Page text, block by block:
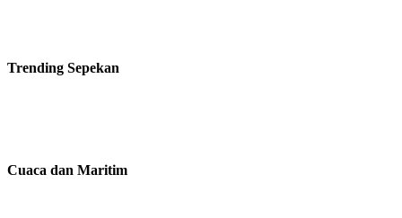
Trending Sepekan
Cuaca dan Maritim